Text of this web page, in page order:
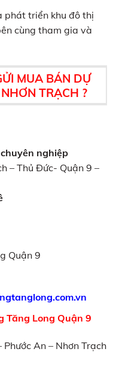
phát triển khu đô thị
cùng tham gia và
MUA BÁN DỰ
TRẠCH ?
nghiệp
– Thủ Đức- Quận 9 –
Quận 9
Tăng Long Quận 9
An – Nhơn Trạch